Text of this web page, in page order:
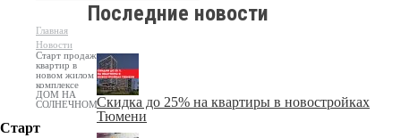
Главная
Новости
Старт продаж
квартир в
новом жилом
комплексе
ДОМ НА
СОЛНЕЧНОМ
Старт
Последние новости
Скидка до 25% на квартиры в новостройках
Тюмени